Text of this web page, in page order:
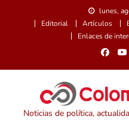
lunes,
Editorial
Artículos
Enlaces de
Noticias de política,